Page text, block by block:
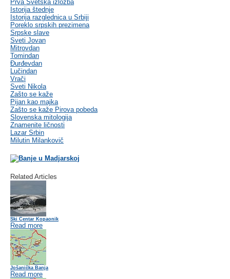
Prva Svetska izložba
Istorija štednje
Istorija razglednica u Srbiji
Poreklo srpskih prezimena
Srpske slave
Sveti Jovan
Mitrovdan
Tomindan
Đurđevdan
Lučindan
Vrači
Sveti Nikola
Zašto se kaže
Pijan kao majka
Zašto se kaže Pirova pobeda
Slovenska mitologija
Znamenite ličnosti
Lazar Srbin
Milutin Milankovič
Related Articles
Ski Centar Kopaonik
Read more
Jošanička Banja
Read more